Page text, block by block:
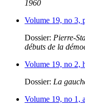
1960
Volume 19, no 3,
Dossier: Pierre-
débuts de la
Volume 19, no 2,
Dossier: La
Volume 19, no 1,